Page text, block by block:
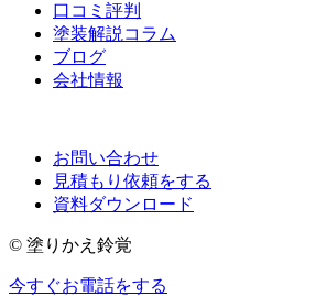
口コミ評判
塗装解説コラム
ブログ
会社情報
お問い合わせ
見積もり依頼をする
資料ダウンロード
© 塗りかえ鈴覚
今すぐお電話をする